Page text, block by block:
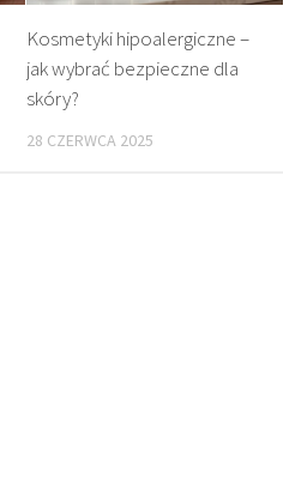
Kosmetyki hipoalergiczne –
jak wybrać bezpieczne dla
skóry?
28 CZERWCA 2025